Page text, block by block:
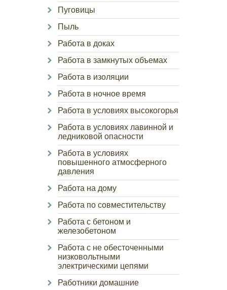
Пуговицы
Пыль
Работа в доках
Работа в замкнутых объемах
Работа в изоляции
Работа в ночное время
Работа в условиях высокогорья
Работа в условиях лавинной и
ледниковой опасности
Работа в условиях
повышенного атмосферного
давления
Работа на дому
Работа по совместительству
Работа с бетоном и
железобетоном
Работа с не обесточенными
низковольтными
электрическими цепями
Работники домашние